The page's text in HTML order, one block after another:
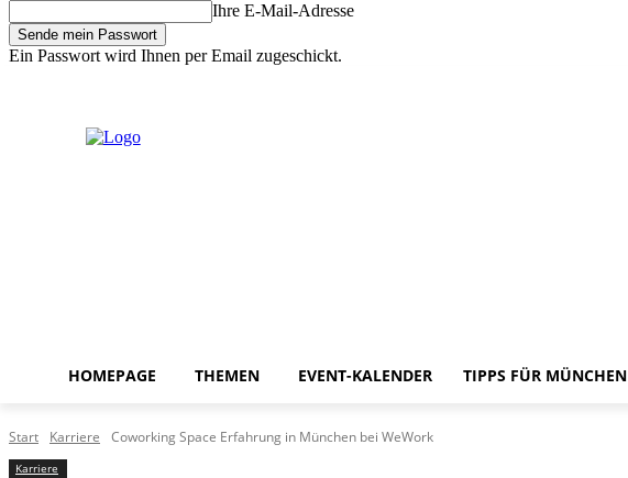
Ihre E-Mail-Adresse
Ein Passwort wird Ihnen per Email zugeschickt.
HOMEPAGE THEMEN EVENT-KALENDER TIPPS FÜR MÜNCHEN
Start Karriere Coworking Space Erfahrung in München bei WeWork
Karriere